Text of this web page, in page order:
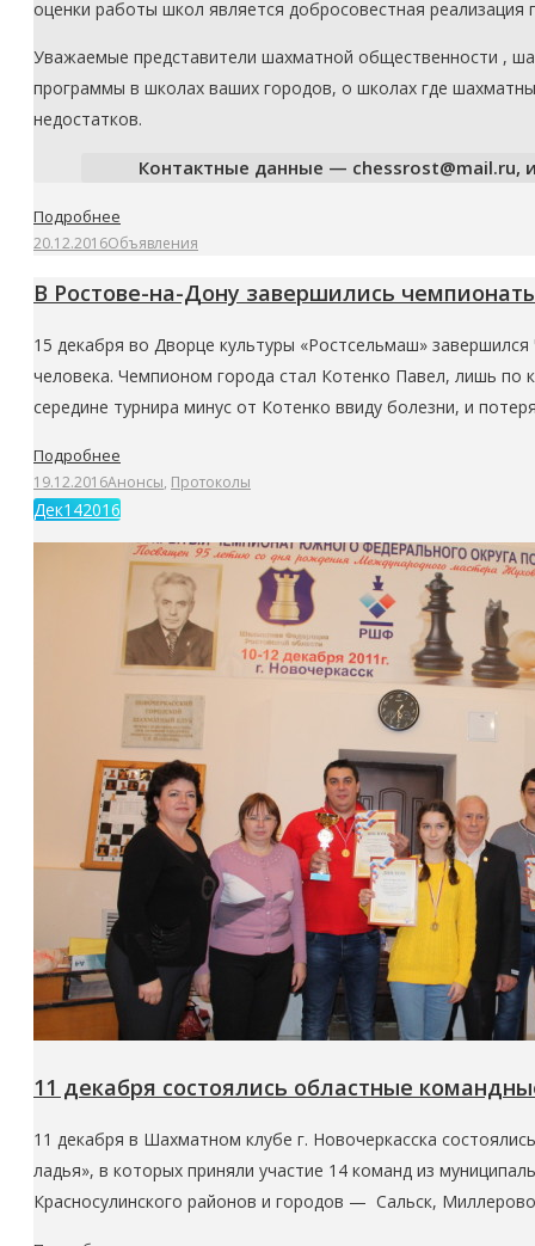
оценки работы школ является добросовестная реализация
Уважаемые представители шахматной общественности ,
программы в школах ваших городов, о школах где
недостатков.
Контактные данные — chessrost@mail.ru,
Подробнее
20.12.2016Объявления
В Ростове-на-Дону завершились
15 декабря во Дворце культуры «Ростсельмаш»
человека. Чемпионом города стал Котенко Павел, лишь
середине турнира минус от Котенко ввиду болезни, и
Подробнее
19.12.2016Анонсы, Протоколы
Дек142016
11 декабря состоялись областные
11 декабря в Шахматном клубе г. Новочеркасска
ладья», в которых приняли участие 14 команд из
Красносулинского районов и городов — Сальск,